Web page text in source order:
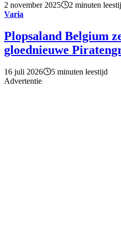
2 november 2025
2 minuten
Varia
Plopsaland Belgium
gloednieuwe
16 juli 2026
5 minuten leestijd
Advertentie